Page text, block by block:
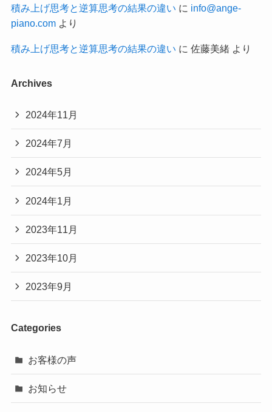
積み上げ思考と逆算思考の結果の違い に info@ange-
piano.comより
積み上げ思考と逆算思考の結果の違い に 佐藤美緒より
Archives
2024年11月
2024年7月
2024年5月
2024年1月
2023年11月
2023年10月
2023年9月
Categories
お客様の声
お知らせ